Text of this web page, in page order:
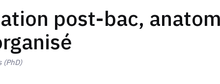
post-bac,
(PhD)